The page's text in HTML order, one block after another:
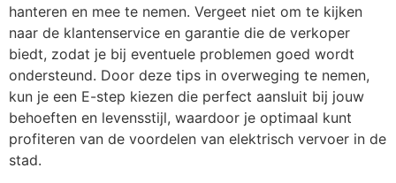
hanteren en mee te nemen. Vergeet niet om te kijken
naar de klantenservice en garantie die de verkoper
biedt, zodat je bij eventuele problemen goed wordt
ondersteund. Door deze tips in overweging te nemen,
kun je een E-step kiezen die perfect aansluit bij jouw
behoeften en levensstijl, waardoor je optimaal kunt
profiteren van de voordelen van elektrisch vervoer in de
stad.